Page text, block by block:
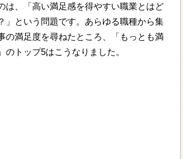
は、「高い満足感を得やすい職業とはど
」という問題です。あらゆる職種から集
の満足度を尋ねたところ、「もっとも満
のトップ5はこうなりました。